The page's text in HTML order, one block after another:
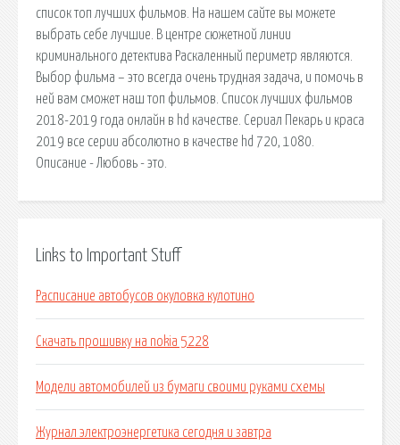
список топ лучших фильмов. На нашем сайте вы можете
выбрать себе лучшие. В центре сюжетной линии
криминального детектива Раскаленный периметр являются.
Выбор фильма – это всегда очень трудная задача, и помочь в
ней вам сможет наш топ фильмов. Список лучших фильмов
2018-2019 года онлайн в hd качестве. Сериал Пекарь и краса
2019 все серии абсолютно в качестве hd 720, 1080.
Описание - Любовь - это.
Links to Important Stuff
Расписание автобусов окуловка кулотино
Скачать прошивку на nokia 5228
Модели автомобилей из бумаги своими руками схемы
Журнал электроэнергетика сегодня и завтра